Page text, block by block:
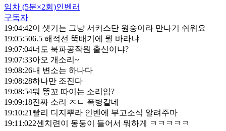
임차 (5분×2회)인벤러
구독자
19:04:42이 샛기는 그냥 서커스단 원숭이라 만나기 쉬워요
19:05:506.5 해적선 뚝배기에 뭘 바라냐
19:07:04너도 북파공작원 출신이냐?
19:07:33아오 개소리~
19:08:26내 변소는 하나다
19:08:28하나만 조진다
19:08:54뭐 똥꼬 따이는 소리임?
19:09:18진짜 소리 ㅈㄴ 폭병같네
19:10:21 빨리 디지뿌라 인벤에 부고소식 알려주마
19:11:022센치련이 몽둥이 들어서 뭐하게 ㅋㅋㅋㅋㅋ